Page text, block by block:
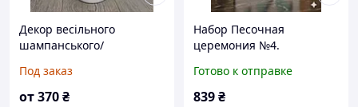
Декор весільного
шампанського/
весілля
Под заказ
от370₴
Набор Песочная
церемония №4.
песочной церемонии.
Рамка сосуд, цветной
Готово к отправке
839₴